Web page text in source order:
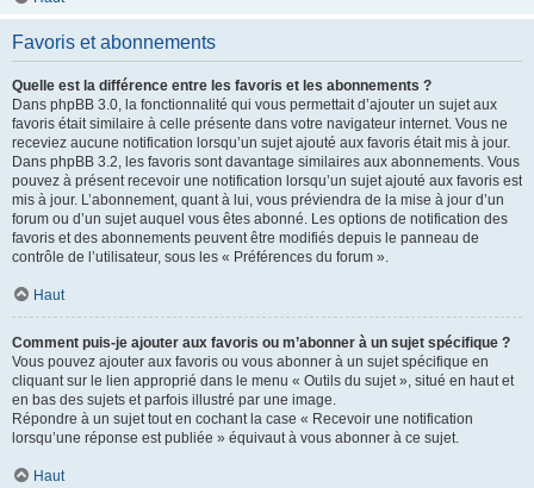
Favoris et abonnements
Quelle est la différence entre les favoris et les abonnements ?
Dans phpBB 3.0, la fonctionnalité qui vous permettait d’ajouter un sujet aux
favoris était similaire à celle présente dans votre navigateur internet. Vous ne
receviez aucune notification lorsqu’un sujet ajouté aux favoris était mis à jour.
Dans phpBB 3.2, les favoris sont davantage similaires aux abonnements. Vous
pouvez à présent recevoir une notification lorsqu’un sujet ajouté aux favoris est
mis à jour. L’abonnement, quant à lui, vous préviendra de la mise à jour d’un
forum ou d’un sujet auquel vous êtes abonné. Les options de notification des
favoris et des abonnements peuvent être modifiés depuis le panneau de
contrôle de l’utilisateur, sous les « Préférences du forum ».
Haut
Comment puis-je ajouter aux favoris ou m’abonner à un sujet spécifique ?
Vous pouvez ajouter aux favoris ou vous abonner à un sujet spécifique en
cliquant sur le lien approprié dans le menu « Outils du sujet », situé en haut et
en bas des sujets et parfois illustré par une image.
Répondre à un sujet tout en cochant la case « Recevoir une notification
lorsqu’une réponse est publiée » équivaut à vous abonner à ce sujet.
Haut